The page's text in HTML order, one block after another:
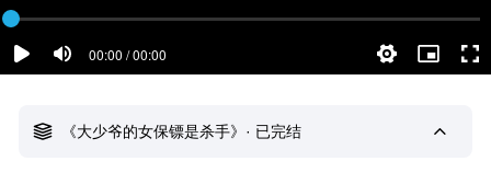
00:00 / 00:00
《大少爷的女保镖是杀手》· 已完结